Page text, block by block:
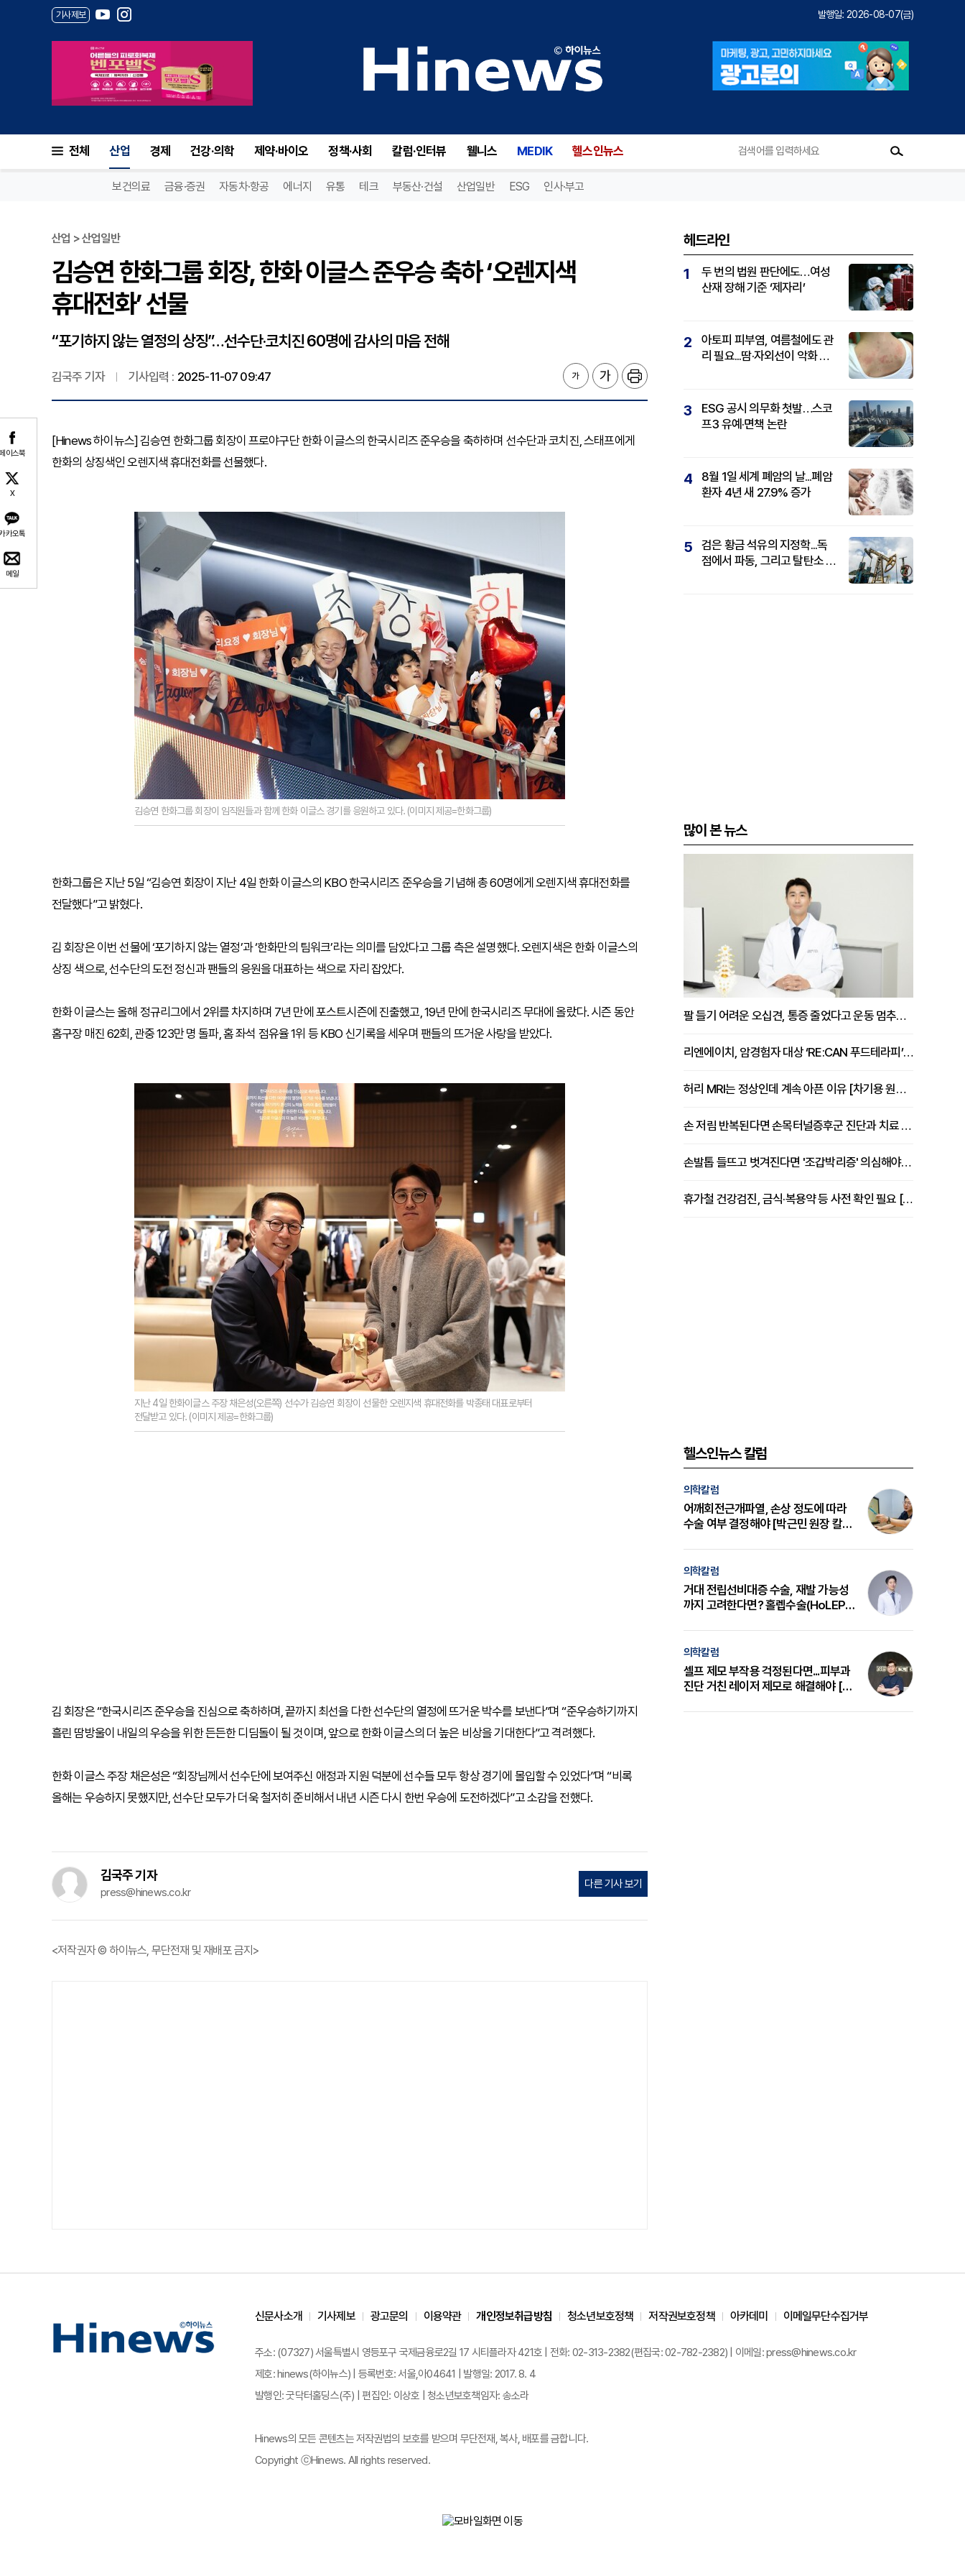
기사제보 발행일: 2026-08-07(금)
전체 산업 경제 건강·의학 제약·바이오 정책·사회 칼럼·인터뷰 웰니스 MEDIK 헬스인뉴스
보건의료 금융·증권 자동차·항공 에너지 유통 테크 부동산·건설 산업일반 ESG 인사·부고
이스북
X
카오톡
메일
산업 > 산업일반
김승연 한화그룹 회장, 한화 이글스 준우승 축하 ‘오렌지색
휴대전화’ 선물
“포기하지 않는 열정의 상징”…선수단·코치진 60명에 감사의 마음 전해
김국주 기자 기사입력 : 2025-11-07 09:47
[Hinews 하이뉴스] 김승연 한화그룹 회장이 프로야구단 한화 이글스의 한국시리즈 준우승을 축하하며 선수단과 코치진, 스태프에게
한화의 상징색인 오렌지색 휴대전화를 선물했다.
김승연 한화그룹 회장이 임직원들과 함께 한화 이글스 경기를 응원하고 있다. (이미지 제공=한화그룹)
한화그룹은 지난 5일 “김승연 회장이 지난 4일 한화 이글스의 KBO 한국시리즈 준우승을 기념해 총 60명에게 오렌지색 휴대전화를
전달했다”고 밝혔다.
김 회장은 이번 선물에 ‘포기하지 않는 열정’과 ‘한화만의 팀워크’라는 의미를 담았다고 그룹 측은 설명했다. 오렌지색은 한화 이글스의
상징 색으로, 선수단의 도전 정신과 팬들의 응원을 대표하는 색으로 자리 잡았다.
한화 이글스는 올해 정규리그에서 2위를 차지하며 7년 만에 포스트시즌에 진출했고, 19년 만에 한국시리즈 무대에 올랐다. 시즌 동안
홈구장 매진 62회, 관중 123만 명 돌파, 홈 좌석 점유율 1위 등 KBO 신기록을 세우며 팬들의 뜨거운 사랑을 받았다.
지난 4일 한화이글스 주장 채은성(오른쪽) 선수가 김승연 회장이 선물한 오렌지색 휴대전화를 박종태 대표로부터
전달받고 있다. (이미지 제공=한화그룹)
김 회장은 “한국시리즈 준우승을 진심으로 축하하며, 끝까지 최선을 다한 선수단의 열정에 뜨거운 박수를 보낸다”며 “준우승하기까지
흘린 땀방울이 내일의 우승을 위한 든든한 디딤돌이 될 것이며, 앞으로 한화 이글스의 더 높은 비상을 기대한다”고 격려했다.
한화 이글스 주장 채은성은 “회장님께서 선수단에 보여주신 애정과 지원 덕분에 선수들 모두 항상 경기에 몰입할 수 있었다”며 “비록
올해는 우승하지 못했지만, 선수단 모두가 더욱 철저히 준비해서 내년 시즌 다시 한번 우승에 도전하겠다”고 소감을 전했다.
김국주 기자
press@hinews.co.kr
다른 기사 보기
<저작권자 © 하이뉴스, 무단전재 및 재배포 금지>
헤드라인
1
두 번의 법원 판단에도…여성
산재 장해 기준 ‘제자리’
2
아토피 피부염, 여름철에도 관
리 필요...땀·자외선이 악화 요
3
ESG 공시 의무화 첫발…스코
프3 유예·면책 논란
4
8월 1일 세계 폐암의 날...폐암
환자 4년 새 27.9% 증가
5
검은 황금 석유의 지정학...독
점에서 파동, 그리고 탈탄소 패
많이 본 뉴스
팔 들기 어려운 오십견, 통증 줄었다고 운동 멈추면 안 되는 이유 [이병욱 원장 칼럼]
리엔에이치, 암경험자 대상 ‘RE:CAN 푸드테라피’ 운영
허리 MRI는 정상인데 계속 아픈 이유 [차기용 원장 칼럼]
손 저림 반복된다면 손목터널증후군 진단과 치료 시기 살펴야 [김동현 원장 칼럼]
손발톱 들뜨고 벗겨진다면 '조갑박리증' 의심해야 [김철윤 원장 칼럼]
휴가철 건강검진, 금식·복용약 등 사전 확인 필요 [정도감 원장 칼럼]
헬스인뉴스 칼럼
의학칼럼
어깨회전근개파열, 손상 정도에 따라
수술 여부 결정해야 [박근민 원장 칼
의학칼럼
거대 전립선비대증 수술, 재발 가능성
까지 고려한다면? 홀렙수술(HoLEP)
의학칼럼
셀프 제모 부작용 걱정된다면...피부과
진단 거친 레이저 제모로 해결해야 [변
신문사소개 기사제보 광고문의 이용약관 개인정보취급방침 청소년보호정책 저작권보호정책 아카데미 이메일무단수집거부
주소: (07327) 서울특별시 영등포구 국제금융로2길 17 시티플라자 421호 | 전화: 02-313-2382(편집국: 02-782-2382) | 이메일: press@hinews.co.kr
제호: hinews(하이뉴스) | 등록번호: 서울,아04641 | 발행일: 2017. 8. 4
발행인: 굿닥터홀딩스(주) | 편집인: 이상호 | 청소년보호책임자: 송소라
Hinews의 모든 콘텐츠는 저작권법의 보호를 받으며 무단전재, 복사, 배포를 금합니다.
Copyright ⓒHinews. All rights reserved.